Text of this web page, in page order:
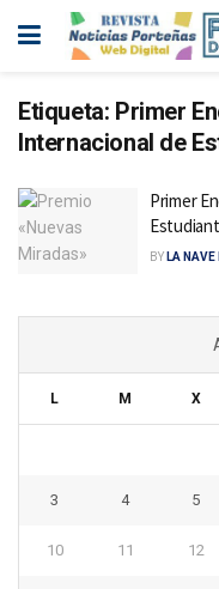
Etiqueta: Primer
Internacional de
Primer
BY LA
L M X
3 4 5
10 11 12